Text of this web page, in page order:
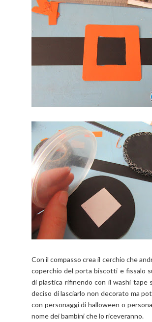
Con il compasso crea il cerchio che
coperchio del porta biscotti e fissalo
di plastica rifinendo con il washi tape
deciso di lasciarlo non decorato ma
con personaggi di halloween o
nome dei bambini che lo riceveranno.